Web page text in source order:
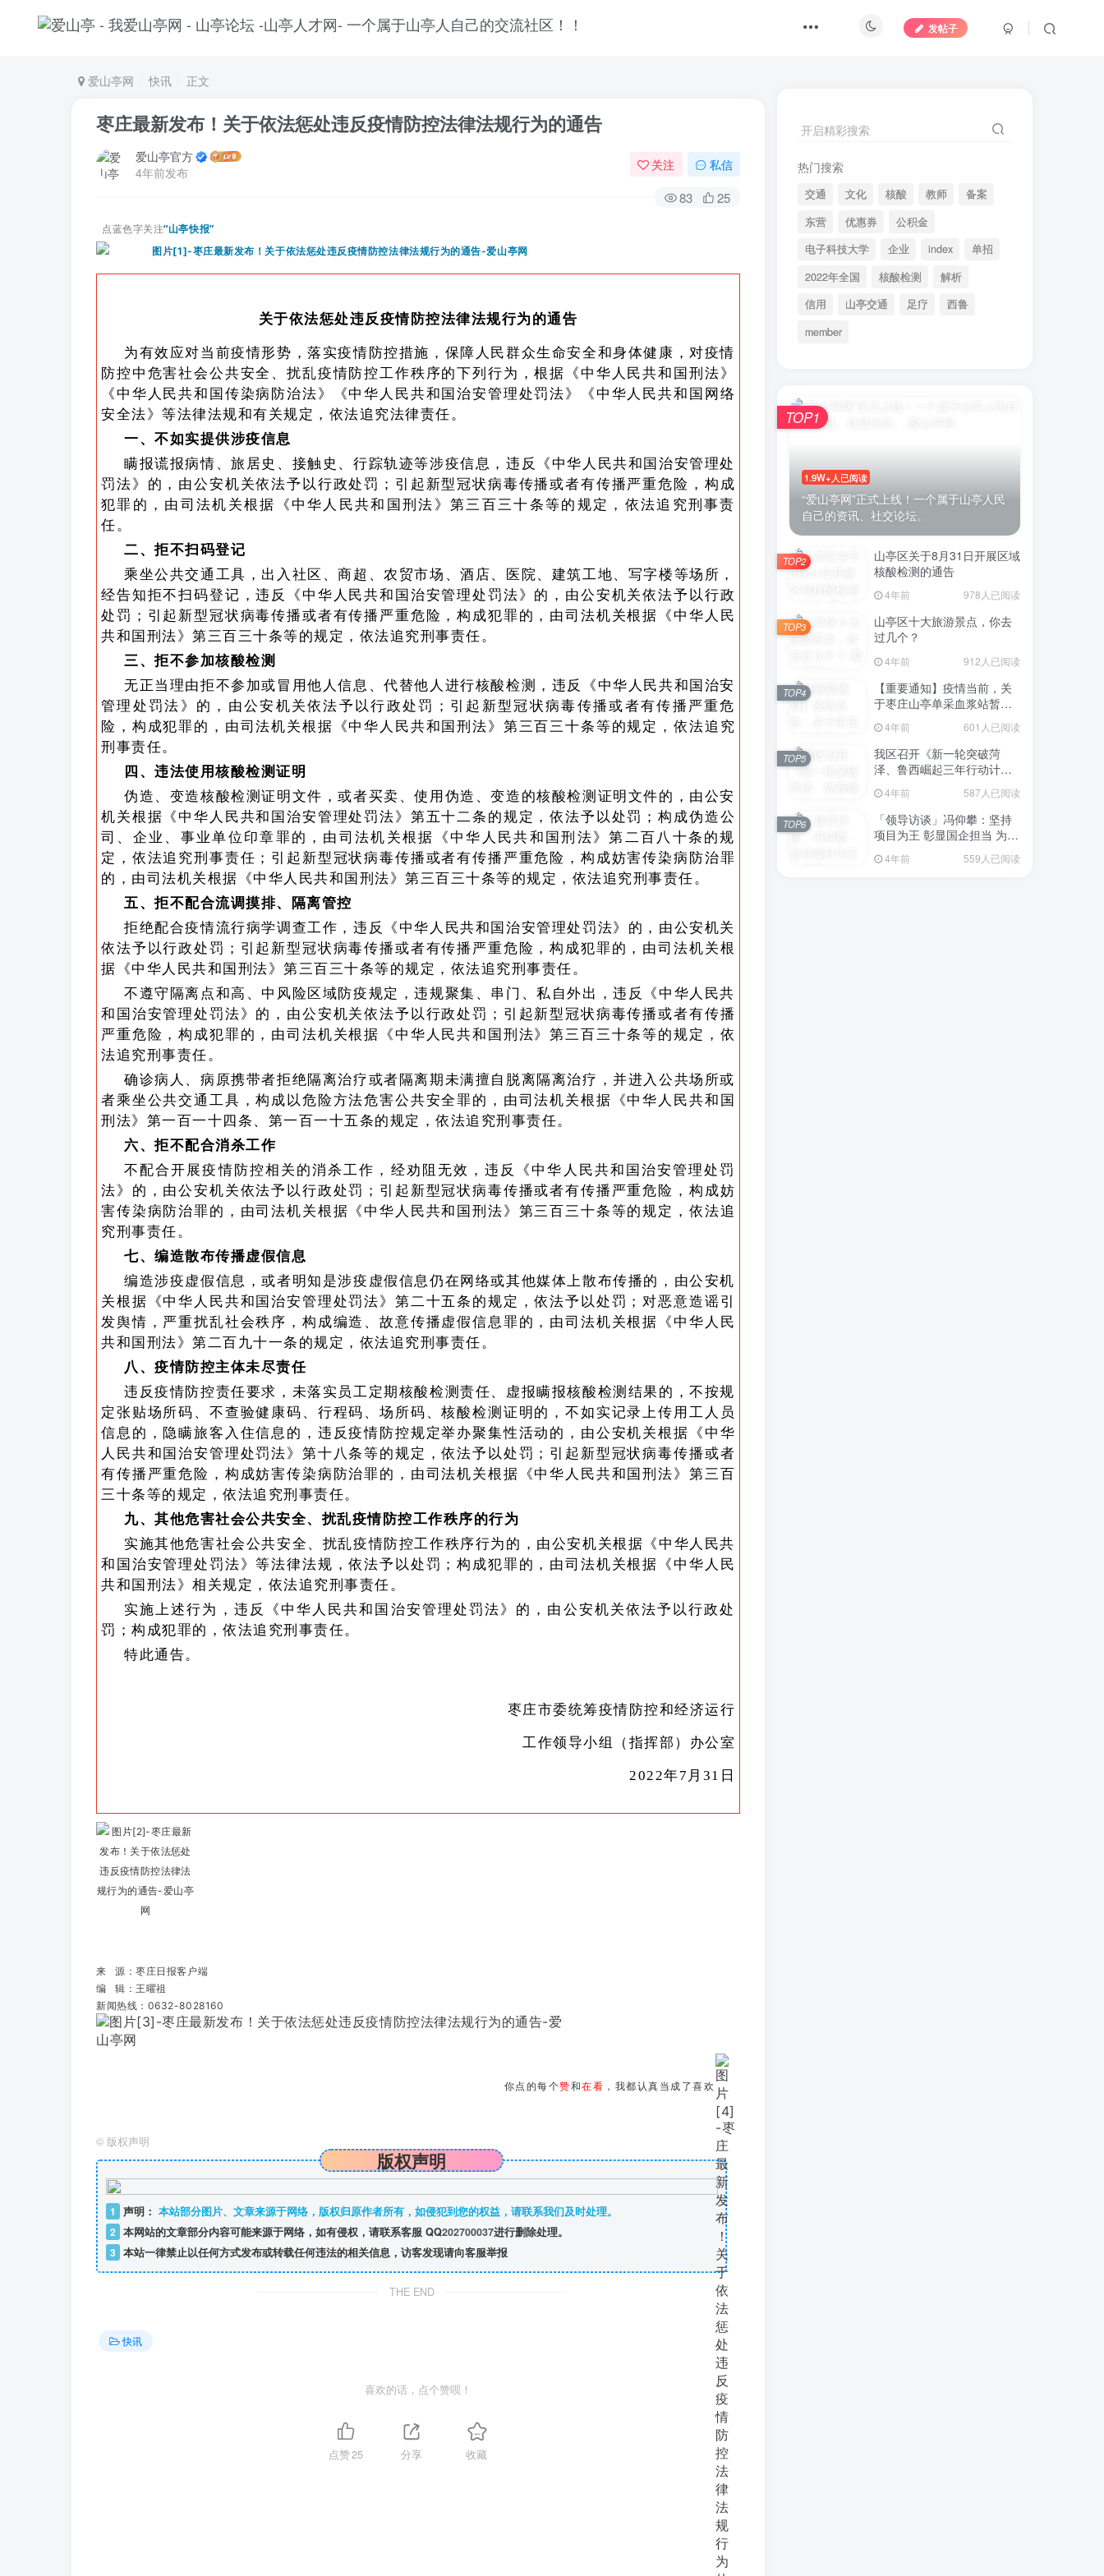
发帖子
爱山亭网 快讯 正文
枣庄最新发布！关于依法惩处违反疫情防控法律法规行为的通告
爱山亭官方
4年前发布
关注 私信
83 25
点蓝色字关注“山亭快报”
关于依法惩处违反疫情防控法律法规行为的通告
为有效应对当前疫情形势，落实疫情防控措施，保障人民群众生命安全和身体健康，对疫情
防控中危害社会公共安全、扰乱疫情防控工作秩序的下列行为，根据《中华人民共和国刑法》
《中华人民共和国传染病防治法》《中华人民共和国治安管理处罚法》《中华人民共和国网络
安全法》等法律法规和有关规定，依法追究法律责任。
一、不如实提供涉疫信息
瞒报谎报病情、旅居史、接触史、行踪轨迹等涉疫信息，违反《中华人民共和国治安管理处
罚法》的，由公安机关依法予以行政处罚；引起新型冠状病毒传播或者有传播严重危险，构成
犯罪的，由司法机关根据《中华人民共和国刑法》第三百三十条等的规定，依法追究刑事责
任。
二、拒不扫码登记
乘坐公共交通工具，出入社区、商超、农贸市场、酒店、医院、建筑工地、写字楼等场所，
经告知拒不扫码登记，违反《中华人民共和国治安管理处罚法》的，由公安机关依法予以行政
处罚；引起新型冠状病毒传播或者有传播严重危险，构成犯罪的，由司法机关根据《中华人民
共和国刑法》第三百三十条等的规定，依法追究刑事责任。
三、拒不参加核酸检测
无正当理由拒不参加或冒用他人信息、代替他人进行核酸检测，违反《中华人民共和国治安
管理处罚法》的，由公安机关依法予以行政处罚；引起新型冠状病毒传播或者有传播严重危
险，构成犯罪的，由司法机关根据《中华人民共和国刑法》第三百三十条等的规定，依法追究
刑事责任。
四、违法使用核酸检测证明
伪造、变造核酸检测证明文件，或者买卖、使用伪造、变造的核酸检测证明文件的，由公安
机关根据《中华人民共和国治安管理处罚法》第五十二条的规定，依法予以处罚；构成伪造公
司、企业、事业单位印章罪的，由司法机关根据《中华人民共和国刑法》第二百八十条的规
定，依法追究刑事责任；引起新型冠状病毒传播或者有传播严重危险，构成妨害传染病防治罪
的，由司法机关根据《中华人民共和国刑法》第三百三十条等的规定，依法追究刑事责任。
五、拒不配合流调摸排、隔离管控
拒绝配合疫情流行病学调查工作，违反《中华人民共和国治安管理处罚法》的，由公安机关
依法予以行政处罚；引起新型冠状病毒传播或者有传播严重危险，构成犯罪的，由司法机关根
据《中华人民共和国刑法》第三百三十条等的规定，依法追究刑事责任。
不遵守隔离点和高、中风险区域防疫规定，违规聚集、串门、私自外出，违反《中华人民共
和国治安管理处罚法》的，由公安机关依法予以行政处罚；引起新型冠状病毒传播或者有传播
严重危险，构成犯罪的，由司法机关根据《中华人民共和国刑法》第三百三十条等的规定，依
法追究刑事责任。
确诊病人、病原携带者拒绝隔离治疗或者隔离期未满擅自脱离隔离治疗，并进入公共场所或
者乘坐公共交通工具，构成以危险方法危害公共安全罪的，由司法机关根据《中华人民共和国
刑法》第一百一十四条、第一百一十五条的规定，依法追究刑事责任。
六、拒不配合消杀工作
不配合开展疫情防控相关的消杀工作，经劝阻无效，违反《中华人民共和国治安管理处罚
法》的，由公安机关依法予以行政处罚；引起新型冠状病毒传播或者有传播严重危险，构成妨
害传染病防治罪的，由司法机关根据《中华人民共和国刑法》第三百三十条等的规定，依法追
究刑事责任。
七、编造散布传播虚假信息
编造涉疫虚假信息，或者明知是涉疫虚假信息仍在网络或其他媒体上散布传播的，由公安机
关根据《中华人民共和国治安管理处罚法》第二十五条的规定，依法予以处罚；对恶意造谣引
发舆情，严重扰乱社会秩序，构成编造、故意传播虚假信息罪的，由司法机关根据《中华人民
共和国刑法》第二百九十一条的规定，依法追究刑事责任。
八、疫情防控主体未尽责任
违反疫情防控责任要求，未落实员工定期核酸检测责任、虚报瞒报核酸检测结果的，不按规
定张贴场所码、不查验健康码、行程码、场所码、核酸检测证明的，不如实记录上传用工人员
信息的，隐瞒旅客入住信息的，违反疫情防控规定举办聚集性活动的，由公安机关根据《中华
人民共和国治安管理处罚法》第十八条等的规定，依法予以处罚；引起新型冠状病毒传播或者
有传播严重危险，构成妨害传染病防治罪的，由司法机关根据《中华人民共和国刑法》第三百
三十条等的规定，依法追究刑事责任。
九、其他危害社会公共安全、扰乱疫情防控工作秩序的行为
实施其他危害社会公共安全、扰乱疫情防控工作秩序行为的，由公安机关根据《中华人民共
和国治安管理处罚法》等法律法规，依法予以处罚；构成犯罪的，由司法机关根据《中华人民
共和国刑法》相关规定，依法追究刑事责任。
实施上述行为，违反《中华人民共和国治安管理处罚法》的，由公安机关依法予以行政处
罚；构成犯罪的，依法追究刑事责任。
特此通告。
枣庄市委统筹疫情防控和经济运行
工作领导小组（指挥部）办公室
2022年7月31日
来 源：枣庄日报客户端
编 辑：王曜祖
新闻热线：0632-8028160
你点的每个赞和在看 ，我都认真当成了喜欢
© 版权声明
版权声明
1 声明： 本站部分图片、文章来源于网络，版权归原作者所有，如侵犯到您的权益，请联系我们及时处理。
2 本网站的文章部分内容可能来源于网络，如有侵权，请联系客服 QQ202700037进行删除处理。
3 本站一律禁止以任何方式发布或转载任何违法的相关信息，访客发现请向客服举报
THE END
快讯
喜欢的话，点个赞呗！
点赞25 分享 收藏
开启精彩搜索
热门搜索
交通 文化 核酸 教师
备案
东营
优惠券
公积金
电子科技大学
企业 index
单招
2022年全国
核酸检测
解析
信用
山亭交通 足疗
西鲁
member
1.9W+人已阅读
“爱山亭网”正式上线！一个属于山亭人民
自己的资讯、社交论坛。
TOP1
山亭区关于8月31日开展区域
核酸检测的通告
4年前 978人已阅读
TOP2
山亭区十大旅游景点，你去
过几个？
4年前 912人已阅读
TOP3
【重要通知】疫情当前，关
于枣庄山亭单采血浆站暂停
4年前 601人已阅读
TOP4
我区召开《新一轮突破菏
泽、鲁西崛起三年行动计划
意见稿）政策分析研判会议
4年前 587人已阅读
TOP5
「领导访谈」冯仰攀：坚持
项目为王 彰显国企担当 为全
点项目建设贡献“交发力量”
4年前 559人已阅读
TOP6
登录
没有账号？立即注册
登录
QQ登录 微信登录
使用社交账号登录即表示同意